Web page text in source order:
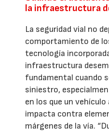
la infraestructura
La seguridad vial no
comportamiento de
tecnología
infraestructura
fundamental cuando
siniestro,
en los que un
impacta contra
márgenes de la vía.